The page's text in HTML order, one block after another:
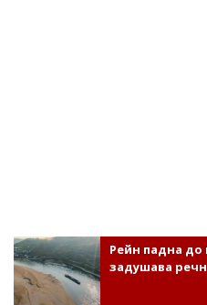
Рейн падна
задушава